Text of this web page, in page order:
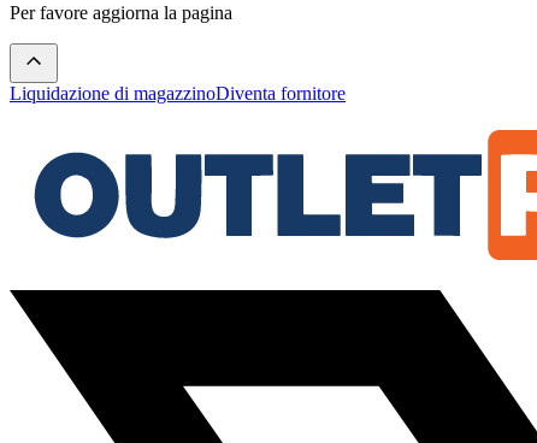
Per favore aggiorna la pagina
Liquidazione di magazzinoDiventa fornitore